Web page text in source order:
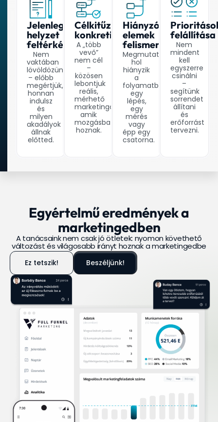
Jelenlegi
helyzet
feltérképezése
Nem
vaktában
lövöldözünk
– előbb
megértjük,
honnan
indulsz
és
milyen
akadályok
állnak
előtted.
Célkitűzések
konkretizálása
A „több
vevő”
nem cél
–
közösen
lebontjuk
reális,
mérhető
marketingcélokra,
amik
mozgásba
hoznak.
Hiányzó
elemek
felismerése
Megmutatjuk,
hol
hiányzik
a
folyamatból
egy
lépés,
egy
mérés
vagy
épp egy
csatorna.
felállítása
Nem
mindent
kell
egyszerre
csinálni
–
segítünk
sorrendet
állítani
és
erőforrást
tervezni.
Egyértelmű eredmények a
marketingedben
A tanácsaink nem csak jó ötletek: nyomon követhető
változást és világosabb irányt hoznak a marketingedbe
Ez tetszik! Beszéljünk!